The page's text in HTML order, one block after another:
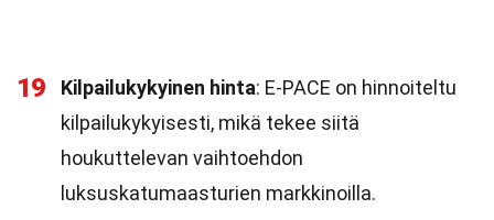
19 Kilpailukykyinen hinta: E-PACE on hinnoiteltu
kilpailukykyisesti, mikä tekee siitä
houkuttelevan vaihtoehdon
luksuskatumaasturien markkinoilla.